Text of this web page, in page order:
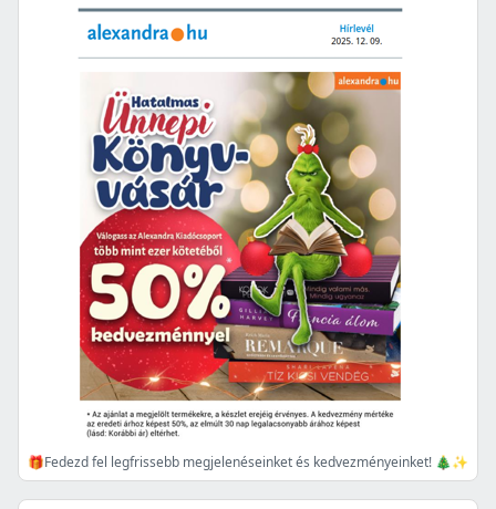
🎁Fedezd fel legfrissebb megjelenéseinket és kedvezményeinket! 🎄✨